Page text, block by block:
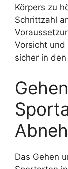
Körpers zu
Schrittzahl
Vorsicht und
sicher in
Das Gehen